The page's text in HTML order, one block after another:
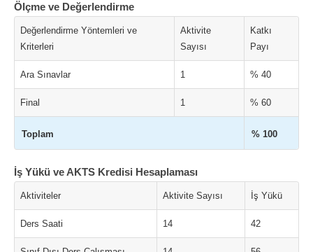
Ölçme ve Değerlendirme
Değerlendirme Yöntemleri ve
Kriterleri
Aktivite
Sayısı
Katkı
Payı
Ara Sınavlar 1 % 40
Final 1 % 60
Toplam % 100
İş Yükü ve AKTS Kredisi Hesaplaması
Aktiviteler Aktivite Sayısı İş Yükü
Ders Saati 14 42